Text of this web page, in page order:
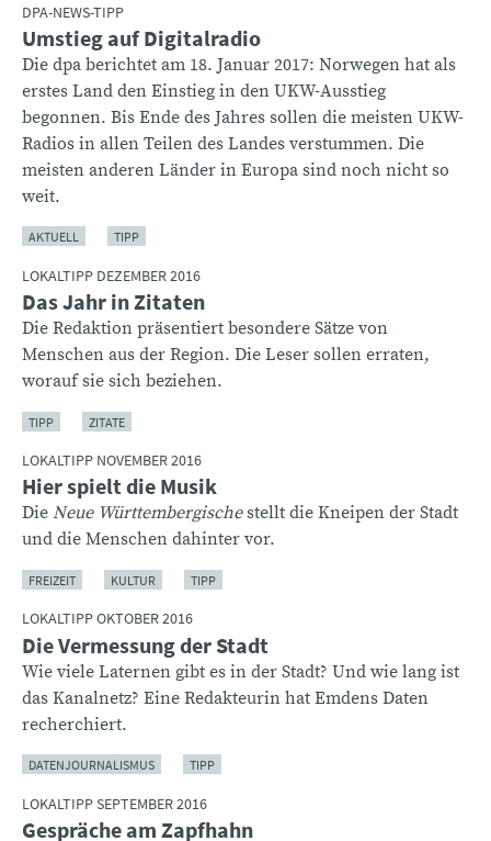
DPA-NEWS-TIPP
Umstieg auf Digitalradio
Die dpa berichtet am 18. Januar 2017: Norwegen hat als
erstes Land den Einstieg in den UKW-Ausstieg
begonnen. Bis Ende des Jahres sollen die meisten UKW-
Radios in allen Teilen des Landes verstummen. Die
meisten anderen Länder in Europa sind noch nicht so
weit.
AKTUELL TIPP
LOKALTIPP DEZEMBER 2016
Das Jahr in Zitaten
Die Redaktion präsentiert besondere Sätze von
Menschen aus der Region. Die Leser sollen erraten,
worauf sie sich beziehen.
TIPP ZITATE
LOKALTIPP NOVEMBER 2016
Hier spielt die Musik
Die Neue Württembergischestellt die Kneipen der Stadt
und die Menschen dahinter vor.
FREIZEIT KULTUR TIPP
LOKALTIPP OKTOBER 2016
Die Vermessung der Stadt
Wie viele Laternen gibt es in der Stadt? Und wie lang ist
das Kanalnetz? Eine Redakteurin hat Emdens Daten
recherchiert.
DATENJOURNALISMUS TIPP
LOKALTIPP SEPTEMBER 2016
Gespräche am Zapfhahn